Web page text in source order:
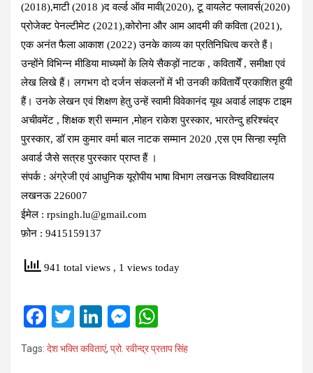
(2018),माटी (2018 )द वर्ल्ड ऑव मावी(2020), टू वायलेट फ्लावर्स(2020)
प्रोजेक्ट पेनल्टीमेट (2021),कोरोना और आम आदमी की कविता (2021),
एक अनंत फैला आकाश (2022) उनके काव्य का प्रतिनिधित्व करते हैं।
उन्होंने विभिन्न मीडिया माध्यमों के लिये सैकड़ों नाटक , कवितायेँ , समीक्षा एवं
लेख लिखे हैं। लगभग दो दर्जन संकलनों में भी उनकी कवितायेँ प्रकाशित हुयी
हैं। उनके लेखन एवं शिक्षण हेतु उन्हें स्वामी विवेकानंद यूथ अवार्ड लाइफ टाइम
अचीवमेंट , शिक्षक श्री सम्मान ,मोहन राकेश पुरस्कार, भारतेन्दु हरिश्चंद्र
पुरस्कार, डॉ राम कुमार वर्मा बाल नाटक सम्मान 2020 ,एस एम सिन्हा स्मृति
अवार्ड जैसे सत्रह पुरस्कार प्राप्त हैं ।
संपर्क : अंग्रेजी एवं आधुनिक यूरोपीय भाषा विभाग लखनऊ विश्वविद्यालय
लखनऊ 226007
ईमेल : rpsingh.lu@gmail.com
फ़ोन : 9415159137
941 total views , 1 views today
F
a
ce
T
wi
tt
Li
n
ke
M
es
se
h
at
Tags: देश भक्ति कविताएं, प्रो. रवीन्‍द्र प्रताप सिंह